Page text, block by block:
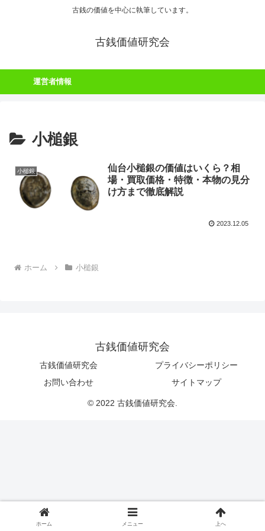
古銭の価値を中心に執筆しています。
古銭価値研究会
運営者情報
小槌銀
小槌銀
仙台小槌銀の価値はいくら？相
場・買取価格・特徴・本物の見分
け方まで徹底解説
2023.12.05
ホーム 小槌銀
古銭価値研究会
古銭価値研究会
プライバシーポリシー
お問い合わせ
サイトマップ
© 2022 古銭価値研究会.
ホーム メニュー 上へ